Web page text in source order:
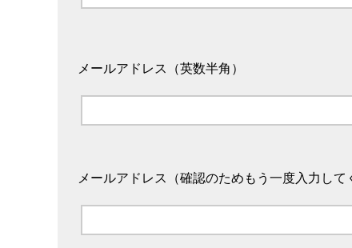
メールアドレス（英数半角）
メールアドレス（確認のためもう一度入力して